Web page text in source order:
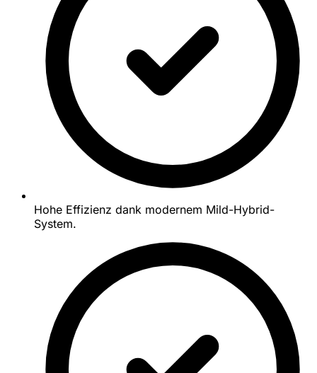
Hohe Effizienz dank modernem Mild-Hybrid-
System.